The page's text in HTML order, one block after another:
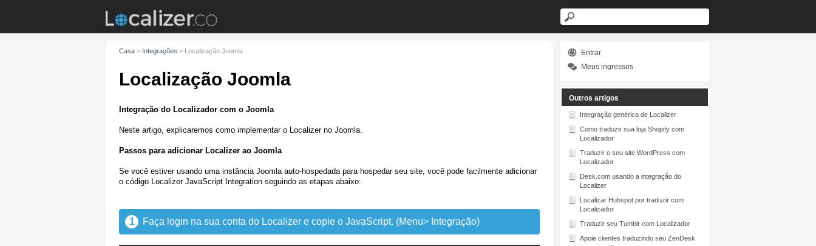
Casa > Integrações > Localização Joomla
Localização Joomla
Integração do Localizador com o Joomla
Neste artigo, explicaremos como implementar o Localizer no Joomla.
Passos para adicionar Localizer ao Joomla
Se você estiver usando uma instância Joomla auto-hospedada para hospedar seu site, você pode facilmente adicionar
o código Localizer JavaScript Integration seguindo as etapas abaixo:
1 Faça login na sua conta do Localizer e copie o JavaScript. (Menu> Integração)
Entrar
Meus ingressos
Outros artigos
Integração genérica de Localizer
Como traduzir sua loja Shopify com
Localizador
Traduzir o seu site WordPress com
Localizador
Desk.com usando a integração do
Localizer
Localizar Hubspot por traduzir com
Localizador
Traduzir seu Tumblr com Localizador
Apoie clientes traduzindo seu ZenDesk